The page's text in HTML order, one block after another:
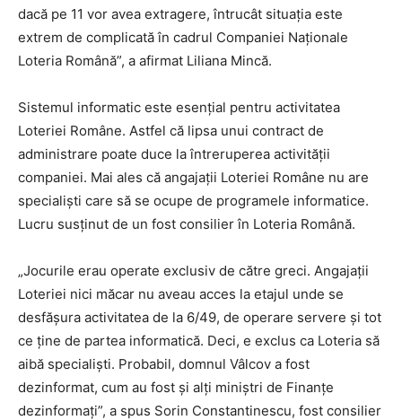
dacă pe 11 vor avea extragere, întrucât situaţia este
extrem de complicată în cadrul Companiei Naţionale
Loteria Română”, a afirmat Liliana Mincă.
Sistemul informatic este esenţial pentru activitatea
Loteriei Române. Astfel că lipsa unui contract de
administrare poate duce la întreruperea activităţii
companiei. Mai ales că angajaţii Loteriei Române nu are
specialişti care să se ocupe de programele informatice.
Lucru susţinut de un fost consilier în Loteria Română.
„Jocurile erau operate exclusiv de către greci. Angajaţii
Loteriei nici măcar nu aveau acces la etajul unde se
desfăşura activitatea de la 6/49, de operare servere şi tot
ce ţine de partea informatică. Deci, e exclus ca Loteria să
aibă specialişti. Probabil, domnul Vâlcov a fost
dezinformat, cum au fost şi alţi miniştri de Finanţe
dezinformaţi”, a spus Sorin Constantinescu, fost consilier